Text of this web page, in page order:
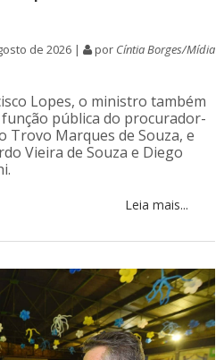
de 2026 | por Cíntia Borges/Mídia
Lopes, o ministro também
pública do procurador-
Trovo Marques de Souza, e
Vieira de Souza e Diego
Leia mais...